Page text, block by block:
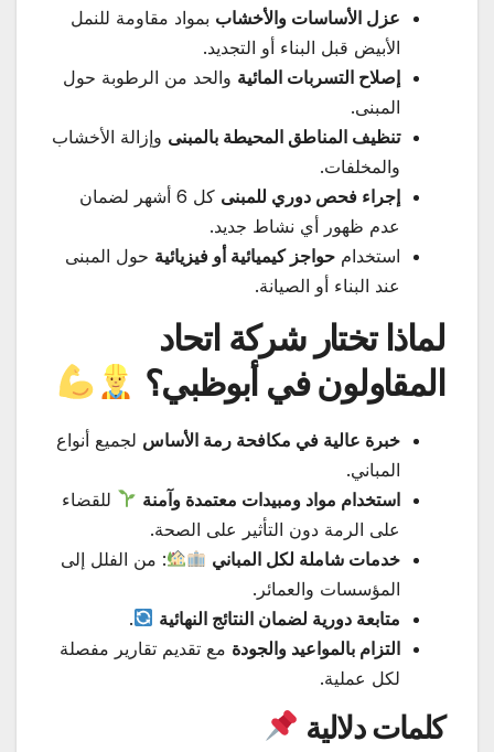
عزل الأساسات والأخشاب بمواد مقاومة للنمل
الأبيض قبل البناء أو التجديد.
إصلاح التسربات المائية والحد من الرطوبة حول
المبنى.
تنظيف المناطق المحيطة بالمبنى وإزالة الأخشاب
والمخلفات.
إجراء فحص دوري للمبنى
كل 6 أشهر لضمان
عدم ظهور أي نشاط جديد.
استخدام حواجز كيميائية أو فيزيائية حول المبنى
عند البناء أو الصيانة.
لماذا تختار شركة اتحاد
المقاولون في أبوظبي؟
خبرة عالية في مكافحة رمة الأساس لجميع أنواع
المباني.
استخدام مواد ومبيدات معتمدة وآمنة
للقضاء
على الرمة دون التأثير على الصحة.
خدمات شاملة لكل المباني
: من الفلل إلى
المؤسسات والعمائر.
متابعة دورية لضمان النتائج النهائية
.
التزام بالمواعيد والجودة مع تقديم تقارير مفصلة
لكل عملية.
كلمات دلالية